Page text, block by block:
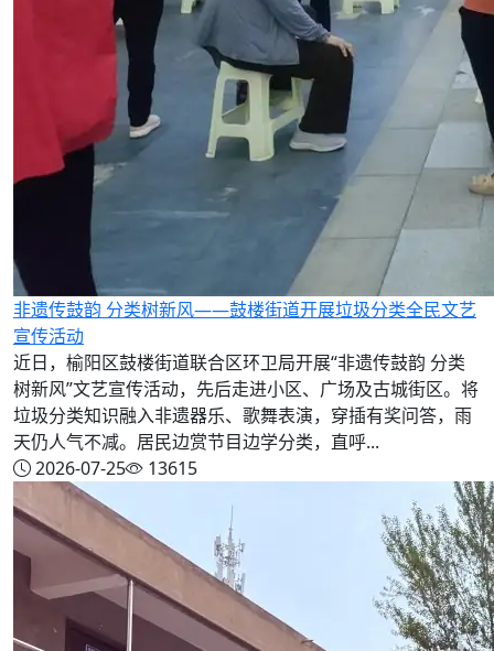
非遗传鼓韵 分类树新风——鼓楼街道开展垃圾分类全民文艺
宣传活动
近日，榆阳区鼓楼街道联合区环卫局开展“非遗传鼓韵 分类
树新风”文艺宣传活动，先后走进小区、广场及古城街区。将
垃圾分类知识融入非遗器乐、歌舞表演，穿插有奖问答，雨
天仍人气不减。居民边赏节目边学分类，直呼...
2026-07-25
13615